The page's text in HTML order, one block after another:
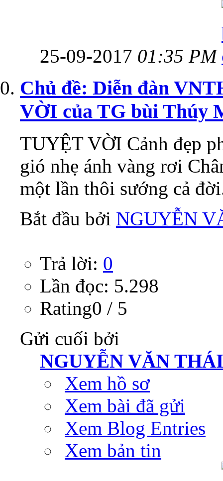
25-09-2017 01:35 PM
Chủ đề: Diễn đàn
VỜI của TG bùi Thúy
TUYỆT VỜI Cảnh đẹp
gió nhẹ ánh vàng rơi
một lần thôi sướng cả
Bắt đầu bởi NGUYỄN
Trả lời: 0
Lần đọc: 5.298
Rating0 / 5
Gửi cuối bởi
NGUYỄN VĂN THÁI
Xem hồ sơ
Xem bài đã gửi
Xem Blog Entries
Xem bản tin